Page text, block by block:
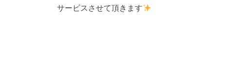
サービスさせて頂きます